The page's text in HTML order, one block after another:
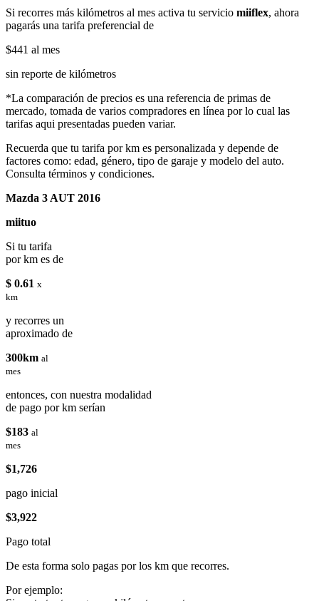
Si recorres más kilómetros al mes activa tu servicio miiflex, ahora
pagarás una tarifa preferencial de
$441 al mes
sin reporte de kilómetros
*La comparación de precios es una referencia de primas de
mercado, tomada de varios compradores en línea por lo cual las
tarifas aqui presentadas pueden variar.
Recuerda que tu tarifa por km es personalizada y depende de
factores como: edad, género, tipo de garaje y modelo del auto.
Consulta términos y condiciones.
Mazda 3 AUT 2016
miituo
Si tu tarifa
por km es de
$ 0.61 x
km
y recorres un
aproximado de
300km al
mes
entonces, con nuestra modalidad
de pago por km serían
$183 al
mes
$1,726
pago inicial
$3,922
Pago total
De esta forma solo pagas por los km que recorres.
Por ejemplo: